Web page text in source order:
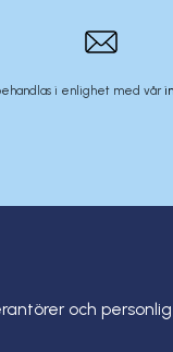
i enlighet med vår
och